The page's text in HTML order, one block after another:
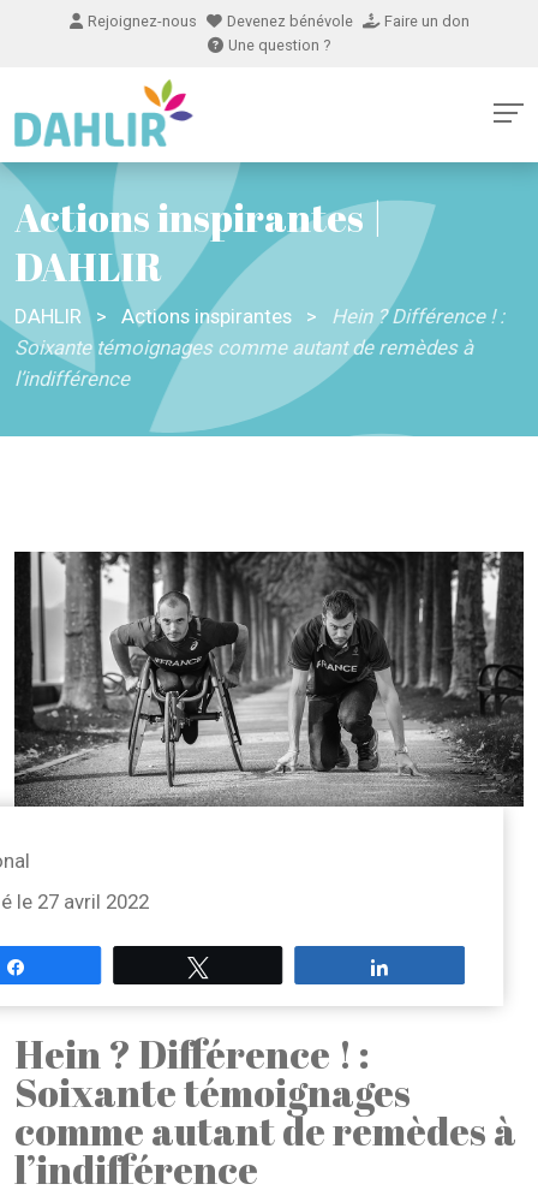
Rejoignez-nous Devenez bénévole
Faire un don
Une question ?
Actions inspirantes |
DAHLIR
DAHLIR > Actions inspirantes >
Hein ? Différence ! :
Soixante témoignages comme autant de remèdes à
l’indifférence
le 27 avril 2022
Hein ? Différence ! :
Soixante témoignages
comme autant de remèdes à
l’indifférence